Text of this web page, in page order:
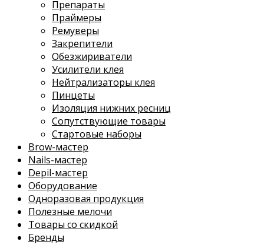
Препараты
Праймеры
Ремуверы
Закрепители
Обезжириватели
Усилители клея
Нейтрализаторы клея
Пинцеты
Изоляция нижних ресниц
Сопутствующие товары
Стартовые наборы
Brow-мастер
Nails-мастер
Depil-мастер
Оборудование
Одноразовая продукция
Полезные мелочи
Товары со скидкой
Бренды